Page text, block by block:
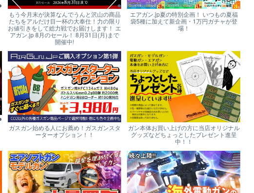
もう今月末が決算なんでうんと沢山の商品
たちをアルだけ目一杯の大奉仕！力の限り
お値引きをして総力戦でお届けします！ エ
アガン.jp 8月のセール！ 8月31日(月)まで
開催中!
エアガン.jp夏の特別企画！ いつもの夏福
袋5種に加えて新企画・1万円ガチャが登
場！
ガスガン始める人にお薦め！ガスガンスタ
ーターオプション！！
ガン本体お買い上げの方に当店オリジナル
グッズなどちょっとしたプレゼント進呈
中！！